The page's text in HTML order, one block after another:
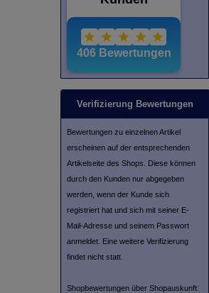
Verifizierung Bewertungen
Bewertungen zu einzelnen Artikel
erscheinen auf der entsprechenden
Artikelseite des Shops. Diese können
durch den Kunden nur abgegeben
werden, wenn der Kunde sich
registriert hat und sich mit seiner E-
Mail-Adresse und seinem Passwort
anmeldet. Eine weitere Verifizierung
findet nicht statt.
Shopbewertungen über Shopauskunft: